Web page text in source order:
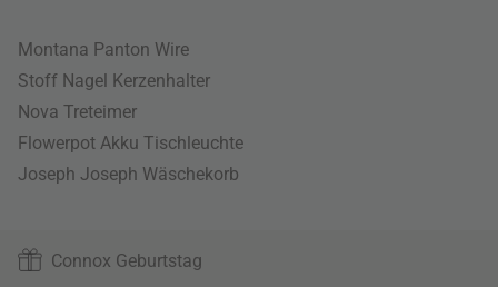
Montana Panton Wire
Stoff Nagel Kerzenhalter
Nova Treteimer
Flowerpot Akku Tischleuchte
Joseph Joseph Wäschekorb
Connox Geburtstag